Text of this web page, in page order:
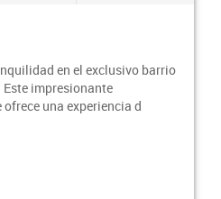
en el exclusivo barrio
impresionante
una experiencia d